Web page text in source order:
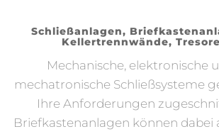
Schließanlagen,
Kellertrennwände, Tresore
Mechanische, elektronische
mechatronische Schließsysteme
Ihre Anforderungen
Briefkastenanlagen können dabei